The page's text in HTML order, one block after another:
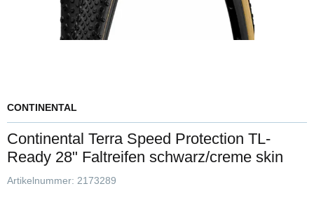
CONTINENTAL
Continental Terra Speed Protection TL-
Ready 28" Faltreifen schwarz/creme skin
Artikelnummer: 2173289